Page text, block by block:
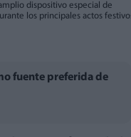
dispositivo especial de
los principales actos
fuente preferida de